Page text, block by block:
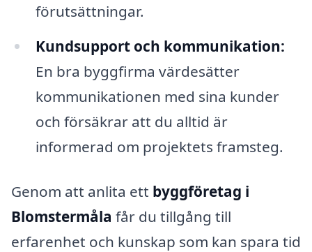
förutsättningar.
Kundsupport och kommunikation:
En bra byggfirma värdesätter
kommunikationen med sina kunder
och försäkrar att du alltid är
informerad om projektets framsteg.
Genom att anlita ett byggföretag i
Blomstermåla får du tillgång till
erfarenhet och kunskap som kan spara tid